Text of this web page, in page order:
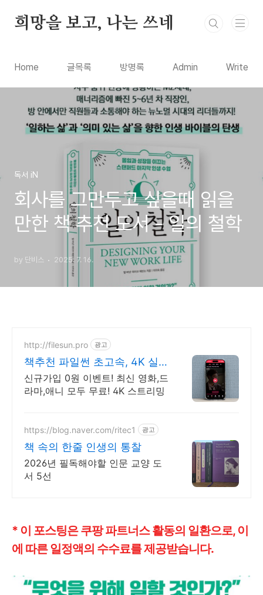
희망을 보고, 나는 쓰네
Home 글목록 방명록 Admin Write
독서 iN
회사를 그만두고 싶을때 읽을
만한 책 추천 도서 - 일의 철학
by 단비스 2025. 7. 16.
http://filesun.pro 광고
책추천 파일썬 초고속, 4K 실
시간 보기!
신규가입 0원 이벤트! 최신 영화,드
라마,애니 모두 무료! 4K 스트리밍
https://blog.naver.com/ritec1 광고
책 속의 한줄 인생의 통찰
2026년 필독해야할 인문 교양 도
서 5선
* 이 포스팅은 쿠팡 파트너스 활동의 일환으로, 이
에 따른 일정액의 수수료를 제공받습니다.